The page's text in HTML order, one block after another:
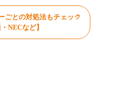
ごとの対処法もチェック
・NECなど】